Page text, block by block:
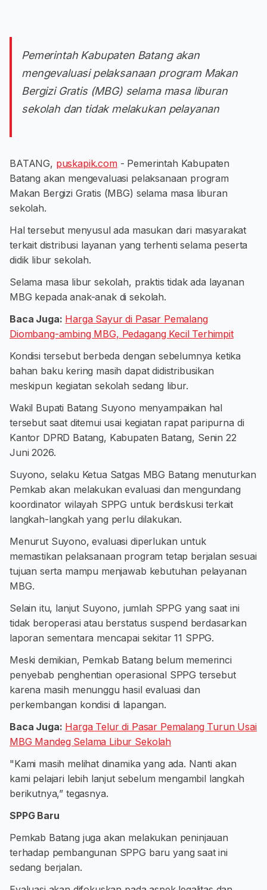
Pemerintah Kabupaten Batang akan
mengevaluasi pelaksanaan program Makan
Bergizi Gratis (MBG) selama masa liburan
sekolah dan tidak melakukan pelayanan
BATANG, puskapik.com- Pemerintah Kabupaten
Batang akan mengevaluasi pelaksanaan program
Makan Bergizi Gratis (MBG) selama masa liburan
sekolah.
Hal tersebut menyusul ada masukan dari masyarakat
terkait distribusi layanan yang terhenti selama peserta
didik libur sekolah.
Selama masa libur sekolah, praktis tidak ada layanan
MBG kepada anak-anak di sekolah.
Baca Juga: Harga Sayur di Pasar Pemalang
Diombang-ambing MBG, Pedagang Kecil Terhimpit
Kondisi tersebut berbeda dengan sebelumnya ketika
bahan baku kering masih dapat didistribusikan
meskipun kegiatan sekolah sedang libur.
Wakil Bupati Batang Suyono menyampaikan hal
tersebut saat ditemui usai kegiatan rapat paripurna di
Kantor DPRD Batang, Kabupaten Batang, Senin 22
Juni 2026.
Suyono, selaku Ketua Satgas MBG Batang menuturkan
Pemkab akan melakukan evaluasi dan mengundang
koordinator wilayah SPPG untuk berdiskusi terkait
langkah-langkah yang perlu dilakukan.
Menurut Suyono, evaluasi diperlukan untuk
memastikan pelaksanaan program tetap berjalan sesuai
tujuan serta mampu menjawab kebutuhan pelayanan
MBG.
Selain itu, lanjut Suyono, jumlah SPPG yang saat ini
tidak beroperasi atau berstatus suspend berdasarkan
laporan sementara mencapai sekitar 11 SPPG.
Meski demikian, Pemkab Batang belum memerinci
penyebab penghentian operasional SPPG tersebut
karena masih menunggu hasil evaluasi dan
perkembangan kondisi di lapangan.
Baca Juga: Harga Telur di Pasar Pemalang Turun Usai
MBG Mandeg Selama Libur Sekolah
"Kami masih melihat dinamika yang ada. Nanti akan
kami pelajari lebih lanjut sebelum mengambil langkah
berikutnya,” tegasnya.
SPPG Baru
Pemkab Batang juga akan melakukan peninjauan
terhadap pembangunan SPPG baru yang saat ini
sedang berjalan.